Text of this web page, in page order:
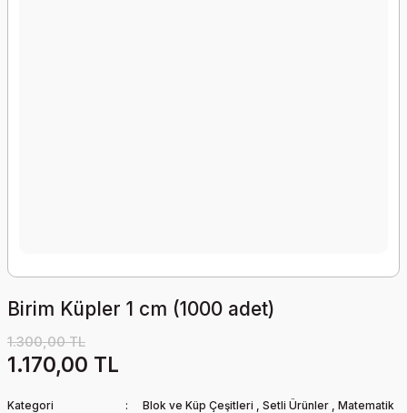
Birim Küpler 1 cm (1000 adet)
1.300,00 TL
1.170,00 TL
Kategori Blok ve Küp Çeşitleri , Setli Ürünler , Matematik